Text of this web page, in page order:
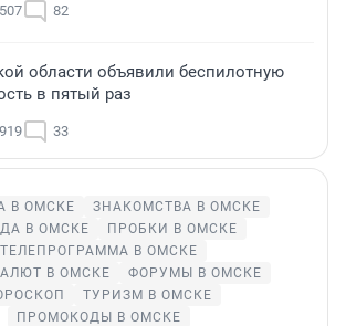
82
области объявили беспилотную
в пятый раз
33
В ОМСКЕ
ЗНАКОМСТВА В ОМСКЕ
В ОМСКЕ
ПРОБКИ В ОМСКЕ
ТЕЛЕПРОГРАММА В ОМСКЕ
В ОМСКЕ
ФОРУМЫ В ОМСКЕ
ТУРИЗМ В ОМСКЕ
ПРОМОКОДЫ В ОМСКЕ